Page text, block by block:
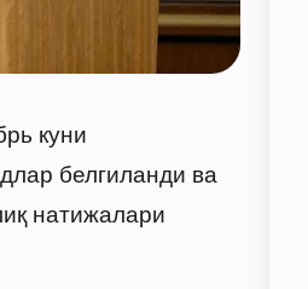
куни
белгиланди ва
натижалари